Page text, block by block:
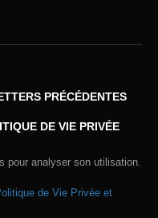
PRÉCÉDENTES
DE VIE PRIVÉE
pour analyser son utilisation.
de Vie Privée et